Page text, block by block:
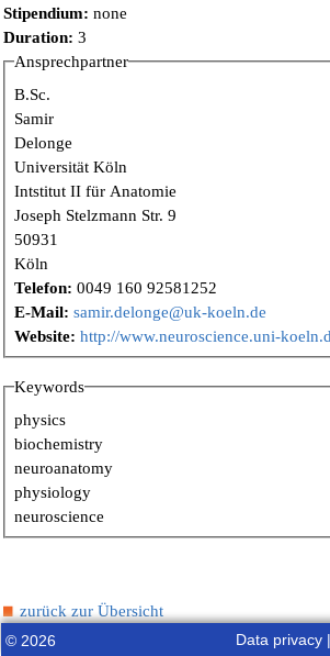
Stipendium: none
Duration: 3
Ansprechpartner
B.Sc.
Samir
Delonge
Universität Köln
Intstitut II für Anatomie
Joseph Stelzmann Str. 9
50931
Köln
Telefon: 0049 160 92581252
E-Mail: samir.delonge@uk-koeln.de
Website: http://www.neuroscience.uni-
Keywords
physics
biochemistry
neuroanatomy
physiology
neuroscience
zurück zur Übersicht
© 2026 Data privacy